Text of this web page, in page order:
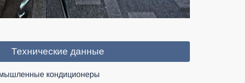
Технические данные
кондиционеры